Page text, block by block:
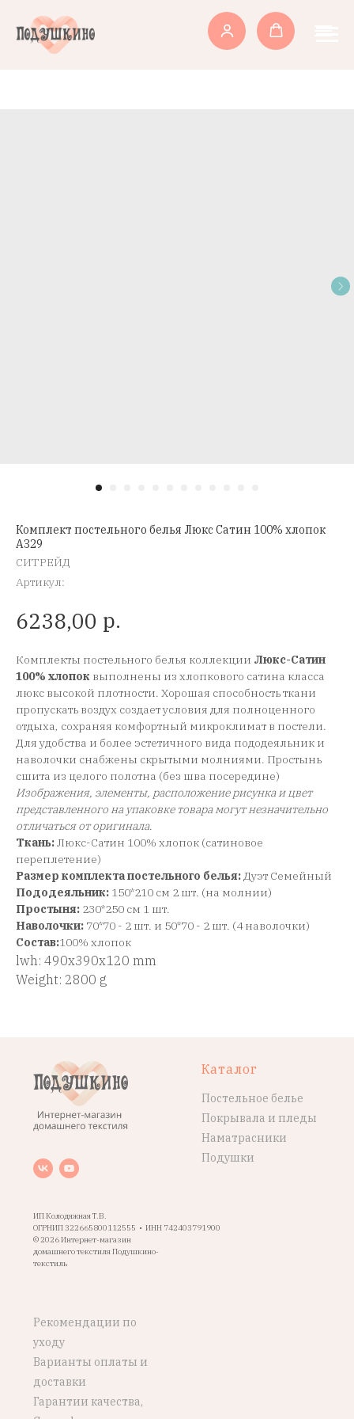
Комплект постельного белья Люкс Сатин 100% хлопок
A329
СИТРЕЙД
Артикул:
6238,00 р.
Комплекты постельного белья коллекции Люкс-Сатин
100% хлопок выполнены из хлопкового сатина класса
люкс высокой плотности. Хорошая способность ткани
пропускать воздух создает условия для полноценного
отдыха, сохраняя комфортный микроклимат в постели.
Для удобства и более эстетичного вида пододеяльник и
наволочки снабжены скрытыми молниями. Простынь
сшита из целого полотна (без шва посередине)
Изображения, элементы, расположение рисунка и цвет
представленного на упаковке товара могут незначительно
отличаться от оригинала.
Ткань:Люкс-Сатин 100% хлопок (сатиновое
переплетение)
Размер комплекта постельного белья:Дуэт Семейный
Пододеяльник: 150*210 см 2 шт. (на молнии)
Простыня: 230*250 см 1 шт.
Наволочки: 70*70 - 2 шт. и 50*70 - 2 шт. (4 наволочки)
Состав:100% хлопок
lwh: 490x390x120 mm
Weight: 2800 g
ИП Колодяжная Т.В.
ОГРНИП 322665800112555 • ИНН 742403791900
© 2026 Интернет-магазин
домашнего текстиля Подушкино-
текстиль
Каталог
Постельное белье
Покрывала и пледы
Наматрасники
Подушки
Рекомендации по
уходу
Варианты оплаты и
доставки
Гарантии качества,